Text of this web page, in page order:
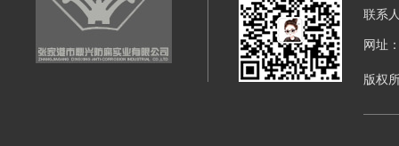
联系
网址
版权